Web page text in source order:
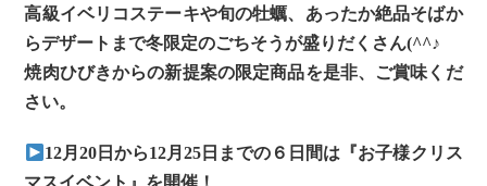
高級イベリコステーキや旬の牡蠣、あったか絶品そばか
らデザートまで冬限定のごちそうが盛りだくさん(^^♪
焼肉ひびきからの新提案の限定商品を是非、ご賞味くだ
さい。
12月20日から12月25日までの６日間は『お子様クリス
マスイベント』を開催！